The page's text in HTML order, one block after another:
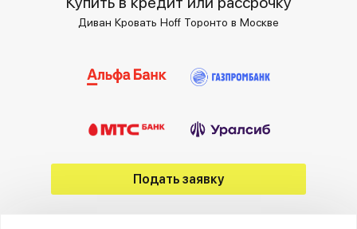
Диван Кровать Hoff Торонто в Москве
Подать заявку